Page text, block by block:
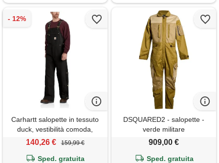
Carhartt salopette in tessuto
duck, vestibilità comoda,
uomo, nero, 30w / 30l
140,26 € 159,99 €
Sped. gratuita
DSQUARED2 - salopette -
verde militare
909,00 €
Sped. gratuita